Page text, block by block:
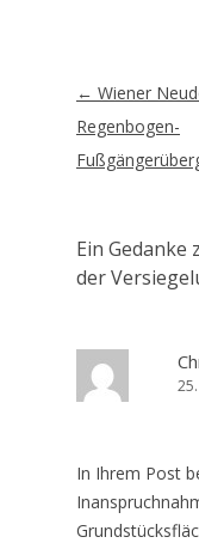
Artikel-
Navigation
← Wiener
Regenbogen-
Ein Gedanke
der
In Ihrem Post